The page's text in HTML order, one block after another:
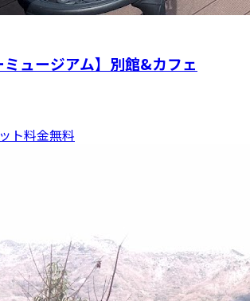
ミュージアム】別館&カフェ
ト料金無料